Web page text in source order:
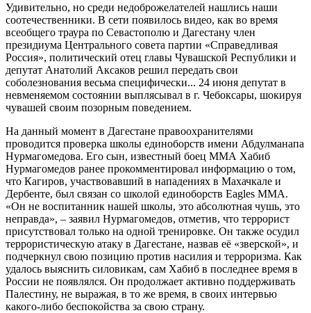
Удивительно, но среди недоброжелателей нашлись наши
соотечественники. В сети появилось видео, как во время
всеобщего траура по Севастополю и Дагестану член
президиума Центрального совета партии «Справедливая
Россия», политический отец главы Чувашской Республики и
депутат Анатолий Аксаков решил передать свои
соболезнования весьма специфически... 24 июня депутат в
невменяемом состоянии выплясывал в г. Чебоксары, шокируя
чувашей своим позорным поведением.
На данный момент в Дагестане правоохранителями
проводится проверка школы единоборств имени Абдулманапа
Нурмагомедова. Его сын, известный боец ММА Хабиб
Нурмагомедов ранее прокомментировал информацию о том,
что Кагиров, участвовавший в нападениях в Махачкале и
Дербенте, был связан со школой единоборств Eagles MMA.
«Он не воспитанник нашей школы, это абсолютная чушь, это
неправда», – заявил Нурмагомедов, отметив, что террорист
присутствовал только на одной тренировке. Он также осудил
террористическую атаку в Дагестане, назвав её «зверской», и
подчеркнул свою позицию против насилия и терроризма. Как
удалось выяснить силовикам, сам Хабиб в последнее время в
России не появлялся. Он продолжает активно поддерживать
Палестину, не выражая, в то же время, в своих интервью
какого-либо беспокойства за свою страну.